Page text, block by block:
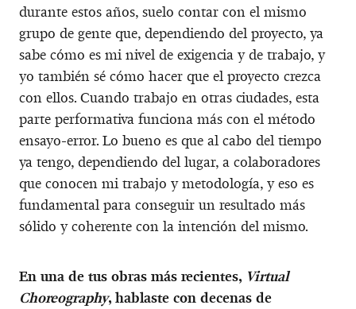
durante estos años, suelo contar con el mismo
grupo de gente que, dependiendo del proyecto, ya
sabe cómo es mi nivel de exigencia y de trabajo, y
yo también sé cómo hacer que el proyecto crezca
con ellos. Cuando trabajo en otras ciudades, esta
parte performativa funciona más con el método
ensayo-error. Lo bueno es que al cabo del tiempo
ya tengo, dependiendo del lugar, a colaboradores
que conocen mi trabajo y metodología, y eso es
fundamental para conseguir un resultado más
sólido y coherente con la intención del mismo.
En una de tus obras más recientes, Virtual
Choreography, hablaste con decenas de